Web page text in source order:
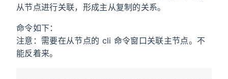
从节点进行关联，形成主从复制的关系。
命令如下：
注意：需要在从节点的 cli 命令窗口关联主节点。不
能反着来。